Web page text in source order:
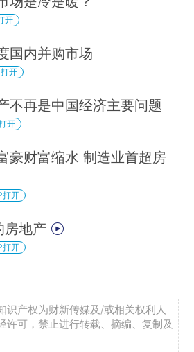
开
国内并购市场
开
不再是中国经济主要问题
开
豪财富缩水 制造业首超房
打开
房地产
打开
识产权为财新传媒及/或相关权利人
许可，禁止进行转载、摘编、复制及